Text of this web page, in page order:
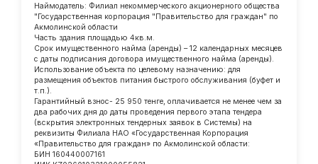
Наймодатель: Филиал некоммерческого акционерного общества
"Государственная корпорация "Правительство для граждан" по
Акмолинской области
Часть здания площадью 4кв.м.
Срок имущественного найма (аренды) – 12 календарных месяцев
с даты подписания договора имущественного найма (аренды).
Использование объекта по целевому назначению: для
размещения объектов питания быстрого обслуживания (буфет и
т.п.).
Гарантийный взнос- 25 950 тенге, оплачивается не менее чем за
два рабочих дня до даты проведения первого этапа тендера
(вскрытия электронных тендерных заявок в Системы) на
реквизиты Филиала НАО «Государственная Корпорация
«Правительство для граждан» по Акмолинской области:
БИН 160440007161